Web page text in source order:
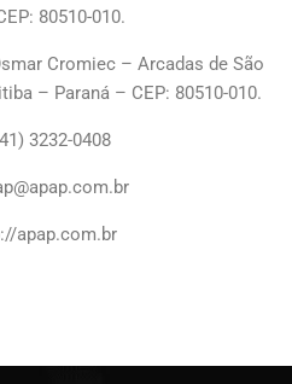
80510-010.
Cromiec – Arcadas de São
– Paraná – CEP: 80510-010.
3232-0408
apap.com.br